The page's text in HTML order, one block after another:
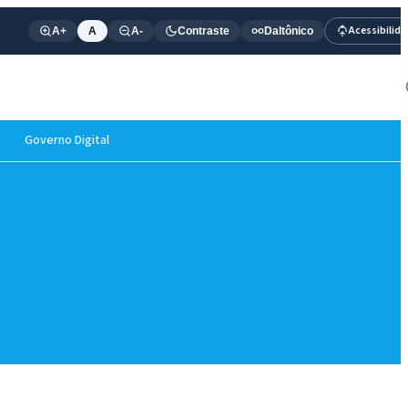
A+ A A- Contraste Daltônico
Governo Digital